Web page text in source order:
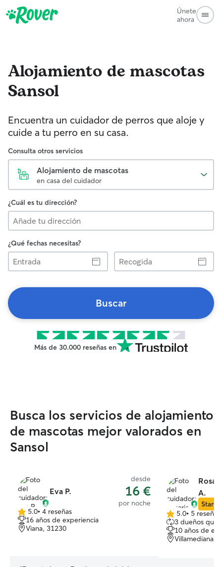
Únete
ahora
Alojamiento de mascotas
Sansol
Encuentra un cuidador de perros que aloje y
cuide a tu perro en su casa.
Consulta otros servicios
Alojamiento de mascotas
en casa del cuidador
¿Cuál es tu dirección?
¿Qué fechas necesitas?
Entrada
Recogida
Buscar
Más de 30.000 reseñas en
Busca los servicios de alojamiento
de mascotas mejor valorados en
Sansol
Eva P.
desde
16 €
por noche
5.0
de
5
5.0• 4 reseñas
16 años de experiencia
Viana, 31230
A.
Star
5.0
de
5
estrellas
5.0• 5 reseñas
3 dueños que
10 años de
Villamediana